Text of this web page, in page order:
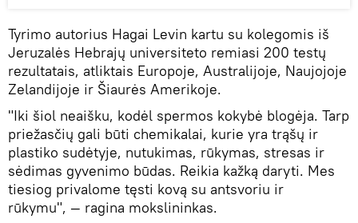
Tyrimo autorius Hagai Levin kartu su kolegomis iš
Jeruzalės Hebrajų universiteto remiasi 200 testų
rezultatais, atliktais Europoje, Australijoje, Naujojoje
Zelandijoje ir Šiaurės Amerikoje.
"Iki šiol neaišku, kodėl spermos kokybė blogėja. Tarp
priežasčių gali būti chemikalai, kurie yra trąšų ir
plastiko sudėtyje, nutukimas, rūkymas, stresas ir
sėdimas gyvenimo būdas. Reikia kažką daryti. Mes
tiesiog privalome tęsti kovą su antsvoriu ir
rūkymu", — ragina mokslininkas.